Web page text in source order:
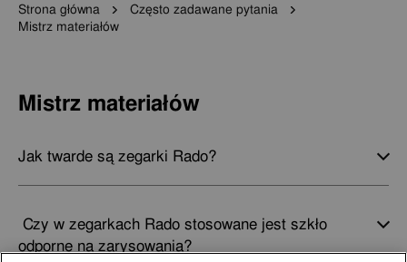
Strona główna
Często zadawane pytania
Mistrz materiałów
Mistrz materiałów
Jak twarde są zegarki Rado?
Czy w zegarkach Rado stosowane jest szkło
odporne na zarysowania?